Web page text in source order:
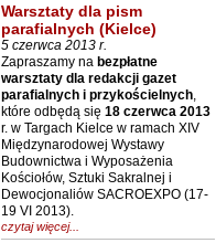
Warsztaty dla pism
parafialnych (Kielce)
5 czerwca 2013 r.
Zapraszamy na bezpłatne
warsztaty dla redakcji gazet
parafialnych i przykościelnych
które odbędą się 18 czerwca 2013
r. w Targach Kielce w ramach XIV
Międzynarodowej Wystawy
Budownictwa i Wyposażenia
Kościołów, Sztuki Sakralnej i
Dewocjonaliów SACROEXPO (17-
19 VI 2013).
czytaj więcej...